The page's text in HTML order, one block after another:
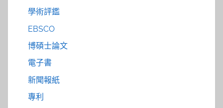
學術評鑑
EBSCO
博碩士論文
電子書
新聞報紙
專利